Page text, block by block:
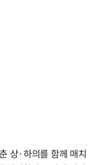
상·하의를 함께 매치